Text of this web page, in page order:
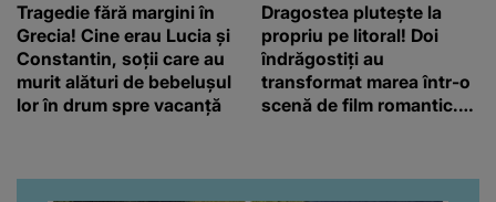
Tragedie fără margini în
Grecia! Cine erau Lucia și
Constantin, soții care au
murit alături de bebelușul
lor în drum spre vacanță
Dragostea plutește la
propriu pe litoral! Doi
îndrăgostiți au
transformat marea într-o
scenă de film romantic.